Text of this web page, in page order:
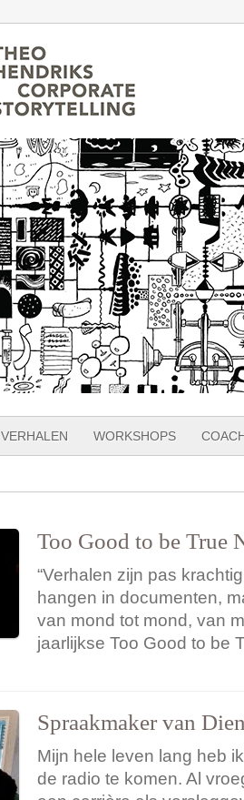
VERHALEN WORKSHOPS
Too Good to be True
“Verhalen zijn pas
hangen in documenten,
van mond tot mond, van
jaarlijkse Too Good to be
Spraakmaker van
Mijn hele leven lang heb
de radio te komen. Al